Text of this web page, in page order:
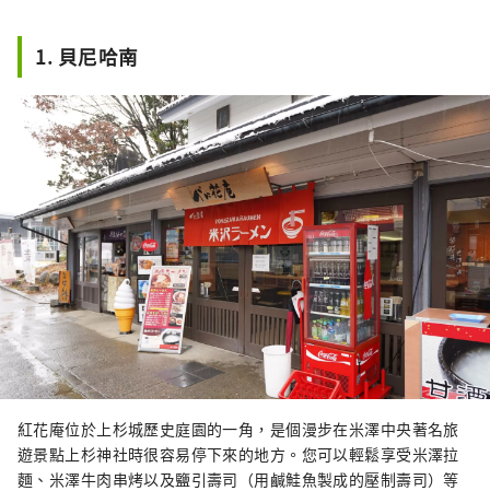
1. 貝尼哈南
紅花庵位於上杉城歷史庭園的一角，是個漫步在米澤中央著名旅
遊景點上杉神社時很容易停下來的地方。您可以輕鬆享受米澤拉
麵、米澤牛肉串烤以及鹽引壽司（用鹹鮭魚製成的壓制壽司）等